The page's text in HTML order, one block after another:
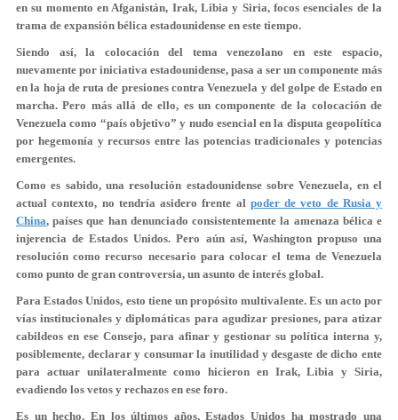
en su momento en Afganistán, Irak, Libia y Siria, focos esenciales de la
trama de expansión bélica estadounidense en este tiempo.
Siendo así, la colocación del tema venezolano en este espacio,
nuevamente por iniciativa estadounidense, pasa a ser un componente más
en la hoja de ruta de presiones contra Venezuela y del golpe de Estado en
marcha. Pero más allá de ello, es un componente de la colocación de
Venezuela como “país objetivo” y nudo esencial en la disputa geopolítica
por hegemonía y recursos entre las potencias tradicionales y potencias
emergentes.
Como es sabido, una resolución estadounidense sobre Venezuela, en el
actual contexto, no tendría asidero frente al poder de veto de Rusia y
China, países que han denunciado consistentemente la amenaza bélica e
injerencia de Estados Unidos. Pero aún así, Washington propuso una
resolución como recurso necesario para colocar el tema de Venezuela
como punto de gran controversia, un asunto de interés global.
Para Estados Unidos, esto tiene un propósito multivalente. Es un acto por
vías institucionales y diplomáticas para agudizar presiones, para atizar
cabildeos en ese Consejo, para afinar y gestionar su política interna y,
posiblemente, declarar y consumar la inutilidad y desgaste de dicho ente
para actuar unilateralmente como hicieron en Irak, Libia y Siria,
evadiendo los vetos y rechazos en ese foro.
Es un hecho. En los últimos años, Estados Unidos ha mostrado una